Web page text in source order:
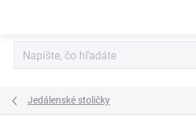
Jedálenské stoličky